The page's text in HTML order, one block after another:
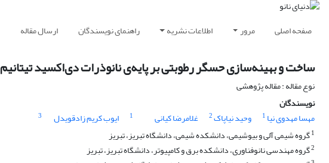
صفحه اصلی مرور اطلاعات نشریه راهنمای نویسندگان ارسال مقاله
ساخت و بهینه‌سازی حسگر رطوبتی بر پایه‌ی نانوذرات دی‌اکسید تیتانیم
نوع مقاله : مقاله پژوهشی
نویسندگان
مهسا مهدوی نیا 1 وحید نیاپاک2 غلامرضا کیانی 1 ایوب کریم زادقویدل
3
1گروه شیمی آلی و بیوشیمی، دانشکده شیمی، دانشگاه تبریز، تبریز
2گروه مهندسی نانوفناوری‌، دانشکده برق و کامپیوتر، دانشگاه تبریز، تبریز